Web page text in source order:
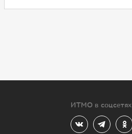
ИТМО в соцсетях